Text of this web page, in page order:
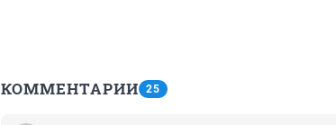
КОММЕНТАРИИ 25